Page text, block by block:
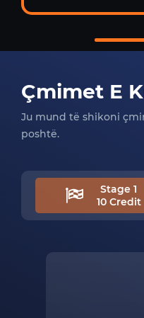
Çmimet E
Ju mund të shikoni
poshtë.
Stage 1
10 Credit